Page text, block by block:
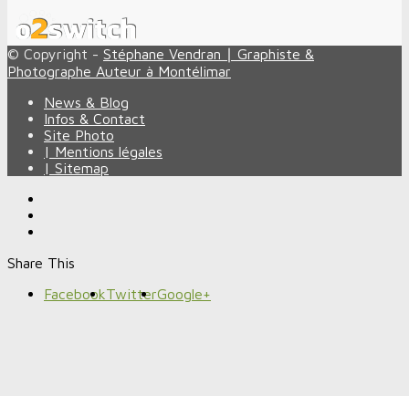
© Copyright - Stéphane Vendran ∣ Graphiste &
Photographe Auteur à Montélimar
News & Blog
Infos & Contact
Site Photo
| Mentions légales
| Sitemap
Share This
FacebookTwitterGoogle+